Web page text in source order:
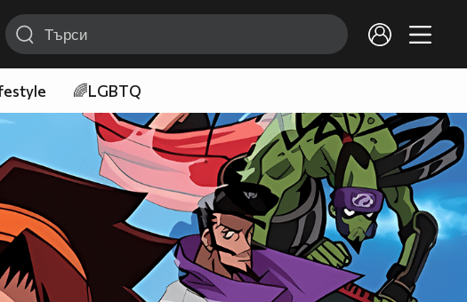
🌈LGBTQ